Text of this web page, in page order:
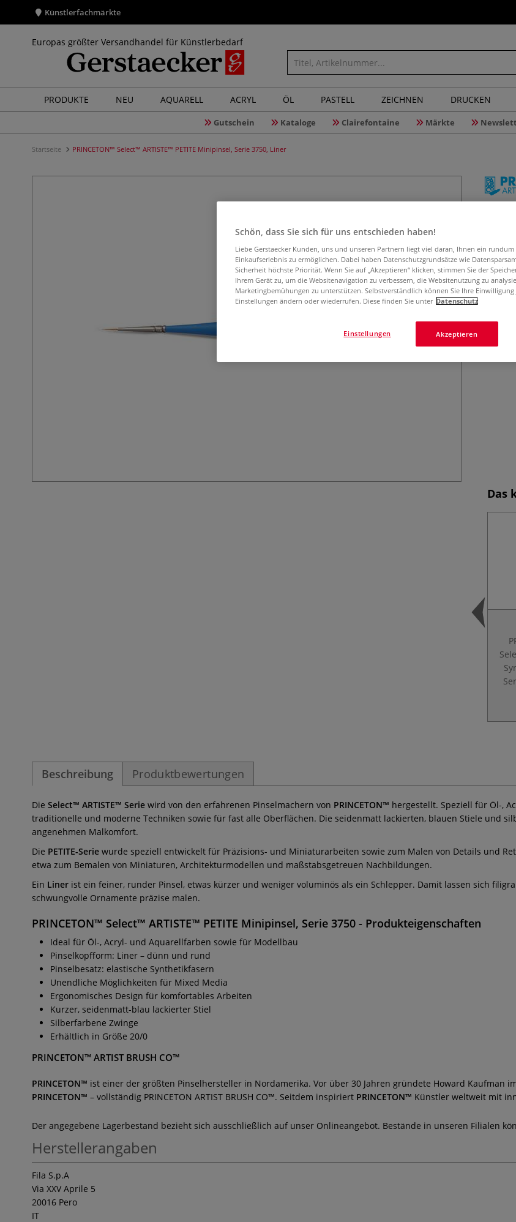
Künstlerfachmärkte
Europas größter Versandhandel für Künstlerbedarf
PRODUKTE NEU AQUARELL ACRYL ÖL PASTELL ZEICHNEN DRUCKEN
Gutschein Kataloge Clairefontaine Märkte
Startseite PRINCETON™ Select™ ARTISTE™ PETITE Minipinsel, Serie 3750, Liner
und
Das
Beschreibung Produktbewertungen
Die Select™ ARTISTE™ Serie wird von den erfahrenen Pinselmachern von PRINCETON™ hergestellt. Speziell für Öl-,
traditionelle und moderne Techniken sowie für fast alle Oberflächen. Die seidenmatt lackierten, blauen Stiele und
angenehmen Malkomfort.
Die PETITE-Serie wurde speziell entwickelt für Präzisions- und Miniaturarbeiten sowie zum Malen von Details und
etwa zum Bemalen von Miniaturen, Architekturmodellen und maßstabsgetreuen Nachbildungen.
Ein Liner ist ein feiner, runder Pinsel, etwas kürzer und weniger voluminös als ein Schlepper. Damit lassen sich
schwungvolle Ornamente präzise malen.
PRINCETON™ Select™ ARTISTE™ PETITE Minipinsel, Serie 3750 - Produkteigenschaften
Ideal für Öl-, Acryl- und Aquarellfarben sowie für Modellbau
Pinselkopfform: Liner – dünn und rund
Pinselbesatz: elastische Synthetikfasern
Unendliche Möglichkeiten für Mixed Media
Ergonomisches Design für komfortables Arbeiten
Kurzer, seidenmatt-blau lackierter Stiel
Silberfarbene Zwinge
Erhältlich in Größe 20/0
PRINCETON™ ARTIST BRUSH CO™
PRINCETON™ ist einer der größten Pinselhersteller in Nordamerika. Vor über 30 Jahren gründete Howard Kaufman
PRINCETON™ – vollständig PRINCETON ARTIST BRUSH CO™. Seitdem inspiriert PRINCETON™ Künstler weltweit mit
Der angegebene Lagerbestand bezieht sich ausschließlich auf unser Onlineangebot. Bestände in unseren Filialen
Herstellerangaben
Fila S.p.A
Via XXV Aprile 5
20016 Pero
IT
Schön, dass Sie sich für uns entschieden haben!
Liebe Gerstaecker Kunden, uns und unseren Partnern liegt viel daran, Ihnen ein rundum
Einkaufserlebnis zu ermöglichen. Dabei haben Datenschutzgrundsätze wie
Sicherheit höchste Priorität. Wenn Sie auf „Akzeptieren“ klicken, stimmen Sie der
Ihrem Gerät zu, um die Websitenavigation zu verbessern, die Websitenutzung zu
Marketingbemühungen zu unterstützen. Selbstverständlich können Sie Ihre
Einstellungen ändern oder wiederrufen. Diese finden Sie unter Datenschutz
Akzeptieren
Einstellungen